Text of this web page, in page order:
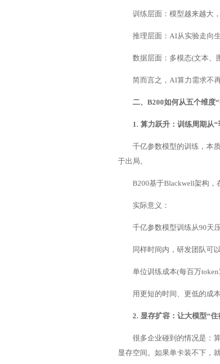
训练层面：模型越来越大
推理层面：AI从实验走向
数据层面：多模态(文本、
简而言之，AI算力需求不
二、B200如何从五个维度
1. 算力跃升：训练周期从
千亿参数模型的训练，本
于出局。
B200基于Blackwell架构，
实际意义：
千亿参数模型训练从90天
同样时间内，研发团队可
单位训练成本(每百万
用更短的时间、更低的成
2. 显存扩容：让大模型“
很多企业碰到的情况是：
显存空间。如果单卡装不下，